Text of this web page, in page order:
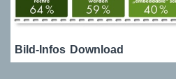
Bild-Infos Download